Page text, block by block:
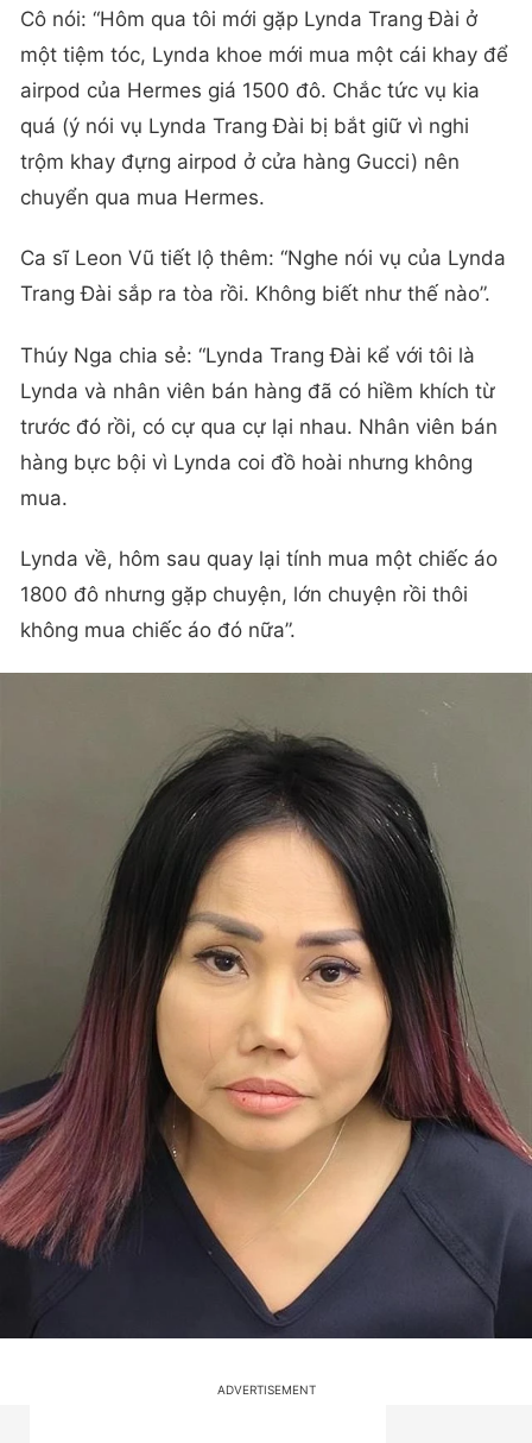
Cô nói: “Hôm qua tôi mới gặp Lynda Trang Đài ở
một tiệm tóc, Lynda khoe mới mua một cái khay để
airpod của Hermes giá 1500 đô. Chắc tức vụ kia
quá (ý nói vụ Lynda Trang Đài bị bắt giữ vì nghi
trộm khay đựng airpod ở cửa hàng Gucci) nên
chuyển qua mua Hermes.
Ca sĩ Leon Vũ tiết lộ thêm: “Nghe nói vụ của Lynda
Trang Đài sắp ra tòa rồi. Không biết như thế nào”.
Thúy Nga chia sẻ: “Lynda Trang Đài kể với tôi là
Lynda và nhân viên bán hàng đã có hiềm khích từ
trước đó rồi, có cự qua cự lại nhau. Nhân viên bán
hàng bực bội vì Lynda coi đồ hoài nhưng không
mua.
Lynda về, hôm sau quay lại tính mua một chiếc áo
1800 đô nhưng gặp chuyện, lớn chuyện rồi thôi
không mua chiếc áo đó nữa”.